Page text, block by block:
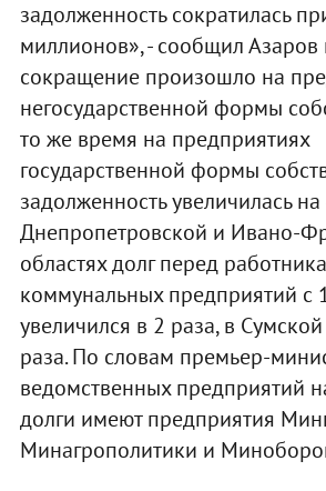
задолженность сократилась
миллионов», - сообщил Азаров
сокращение произошло на
негосударственной формы
то же время на предприятиях
государственной формы
задолженность увеличилась
Днепропетровской и Ивано-
областях долг перед
коммунальных предприятий с
увеличился в 2 раза, в
раза. По словам премьер-
ведомственных предприятий
долги имеют предприятия
Минагрополитики и